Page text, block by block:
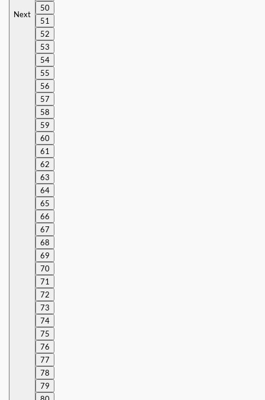
Next
50
51
52
53
54
55
56
57
58
59
60
61
62
63
64
65
66
67
68
69
70
71
72
73
74
75
76
77
78
79